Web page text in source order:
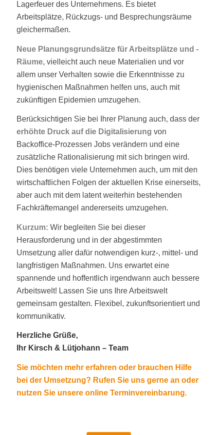
Lagerfeuer des Unternehmens. Es bietet
Arbeitsplätze, Rückzugs- und Besprechungsräume
gleichermaßen.
Neue Planungsgrundsätze für Arbeitsplätze und -
Räume, vielleicht auch neue Materialien und vor
allem unser Verhalten sowie die Erkenntnisse zu
hygienischen Maßnahmen helfen uns, auch mit
zukünftigen Epidemien umzugehen.
Berücksichtigen Sie bei Ihrer Planung auch, dass der
erhöhte Druck auf die Digitalisierung von
Backoffice-Prozessen Jobs verändern und eine
zusätzliche Rationalisierung mit sich bringen wird.
Dies benötigen viele Unternehmen auch, um mit den
wirtschaftlichen Folgen der aktuellen Krise einerseits,
aber auch mit dem latent weiterhin bestehenden
Fachkräftemangel andererseits umzugehen.
Kurzum: Wir begleiten Sie bei dieser
Herausforderung und in der abgestimmten
Umsetzung aller dafür notwendigen kurz-, mittel- und
langfristigen Maßnahmen. Uns erwartet eine
spannende und hoffentlich irgendwann auch bessere
Arbeitswelt! Lassen Sie uns Ihre Arbeitswelt
gemeinsam gestalten. Flexibel, zukunftsorientiert und
kommunikativ.
Herzliche Grüße,
Ihr Kirsch & Lütjohann – Team
Sie möchten mehr erfahren oder brauchen Hilfe
bei der Umsetzung? Rufen Sie uns gerne an oder
nutzen Sie unsere online Terminvereinbarung.